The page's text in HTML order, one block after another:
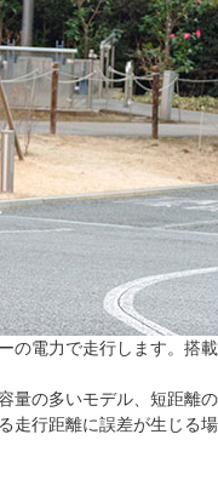
電力で走行します。搭
量の多いモデル、短距
行距離に誤差が生じる